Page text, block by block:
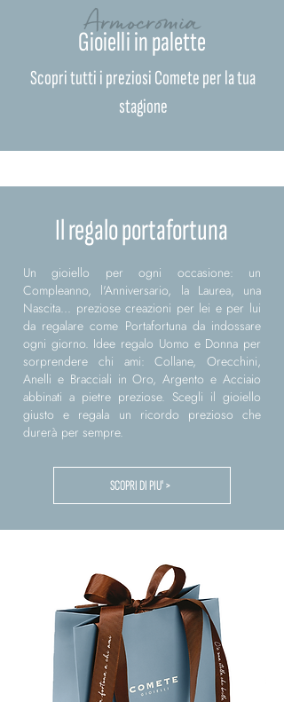
Armocromia
Gioielli in palette
Scopri tutti i preziosi Comete per la tua
stagione
Il regalo portafortuna
Un gioiello per ogni occasione: un
Compleanno, l'Anniversario, la Laurea, una
Nascita... preziose creazioni per lei e per lui
da regalare come Portafortuna da indossare
ogni giorno. Idee regalo Uomo e Donna per
sorprendere chi ami: Collane, Orecchini,
Anelli e Bracciali in Oro, Argento e Acciaio
abbinati a pietre preziose. Scegli il gioiello
giusto e regala un ricordo prezioso che
durerà per sempre.
SCOPRI DI PIU' >